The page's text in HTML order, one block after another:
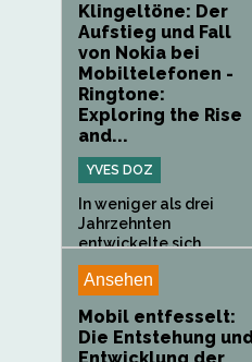
Klingeltöne: Der
Aufstieg und Fall
von Nokia bei
Mobiltelefonen -
Ringtone:
Exploring the Rise
and...
YVES DOZ
In weniger als drei
Jahrzehnten
entwickelte sich...
Ansehen
Mobil entfesselt:
Die Entstehung